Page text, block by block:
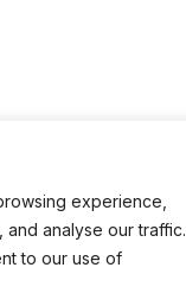
experience,
analyse our traffic.
to our use of